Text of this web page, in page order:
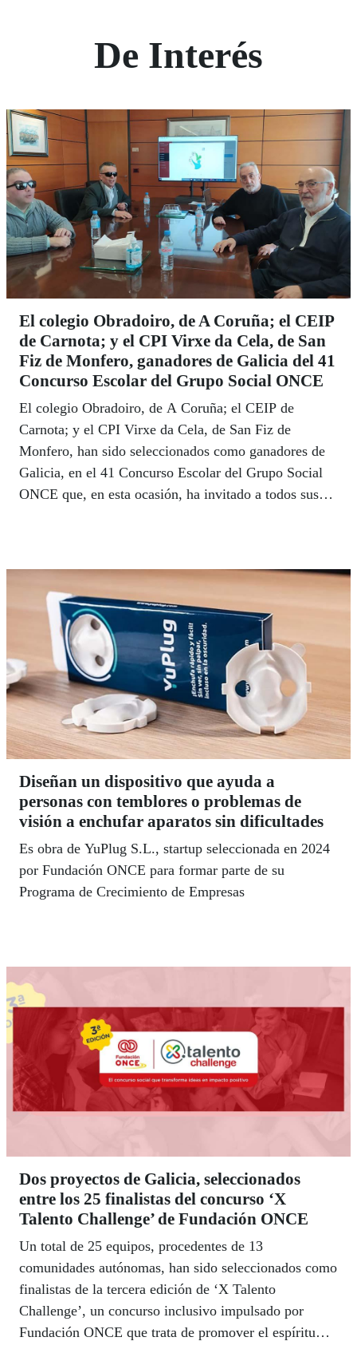
De Interés
El colegio Obradoiro, de A Coruña; el CEIP
de Carnota; y el CPI Virxe da Cela, de San
Fiz de Monfero, ganadores de Galicia del 41
Concurso Escolar del Grupo Social ONCE
El colegio Obradoiro, de A Coruña; el CEIP de
Carnota; y el CPI Virxe da Cela, de San Fiz de
Monfero, han sido seleccionados como ganadores de
Galicia, en el 41 Concurso Escolar del Grupo Social
ONCE que, en esta ocasión, ha invitado a todos sus
personas con discapacidad.
Diseñan un dispositivo que ayuda a
personas con temblores o problemas de
visión a enchufar aparatos sin dificultades
Es obra de YuPlug S.L., startup seleccionada en 2024
por Fundación ONCE para formar parte de su
Programa de Crecimiento de Empresas
Dos proyectos de Galicia, seleccionados
entre los 25 finalistas del concurso ‘X
Talento Challenge’ de Fundación ONCE
Un total de 25 equipos, procedentes de 13
comunidades autónomas, han sido seleccionados como
finalistas de la tercera edición de ‘X Talento
Challenge’, un concurso inclusivo impulsado por
Fundación ONCE que trata de promover el espíritu